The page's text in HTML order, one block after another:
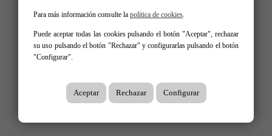
Para más información consulte la política de cookies.
Puede aceptar todas las cookies pulsando el botón "Aceptar", rechazar
su uso pulsando el botón "Rechazar" y configurarlas pulsando el botón
"Configurar".
Aceptar Rechazar Configurar